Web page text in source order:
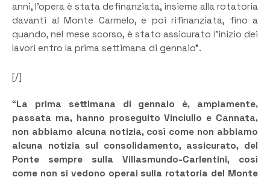
anni, l’opera è stata definanziata, insieme alla rotatoria
davanti al Monte Carmelo, e poi rifinanziata, fino a
quando, nel mese scorso, è stato assicurato l’inizio dei
lavori entro la prima settimana di gennaio”.
[/]
“La prima settimana di gennaio è, ampiamente,
passata ma, hanno proseguito Vinciullo e Cannata,
non abbiamo alcuna notizia, così come non abbiamo
alcuna notizia sul consolidamento, assicurato, del
Ponte sempre sulla Villasmundo-Carlentini, così
come non si vedono operai sulla rotatoria del Monte